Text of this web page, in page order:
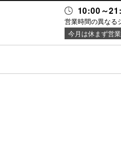
10:00～
営業時間の異なる
今月は休まず営